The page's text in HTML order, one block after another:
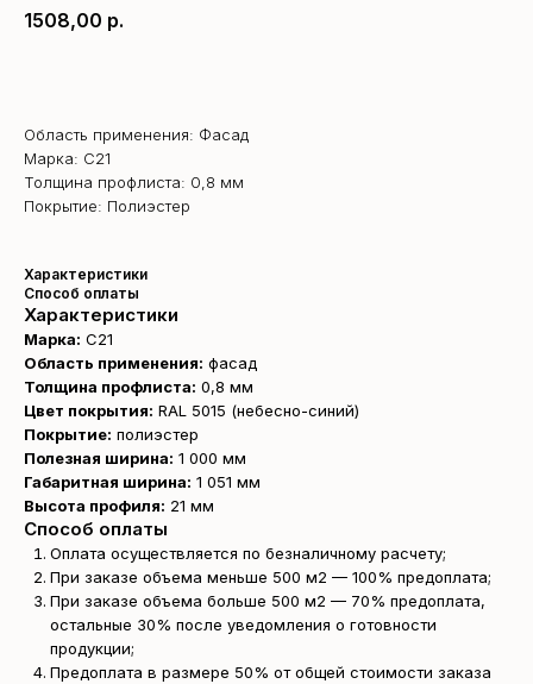
1508,00 р.
Область применения: Фасад
Марка: С21
Толщина профлиста: 0,8 мм
Покрытие: Полиэстер
Характеристики
Способ оплаты
Характеристики
Марка: С21
Область применения: фасад
Толщина профлиста: 0,8 мм
Цвет покрытия: RAL 5015 (небесно-синий)
Покрытие: полиэстер
Полезная ширина: 1 000 мм
Габаритная ширина: 1 051 мм
Высота профиля: 21 мм
Способ оплаты
Оплата осуществляется по безналичному расчету;
При заказе объема меньше 500 м2 — 100% предоплата;
При заказе объема больше 500 м2 — 70% предоплата,
остальные 30% после уведомления о готовности
продукции;
Предоплата в размере 50% от общей стоимости заказа